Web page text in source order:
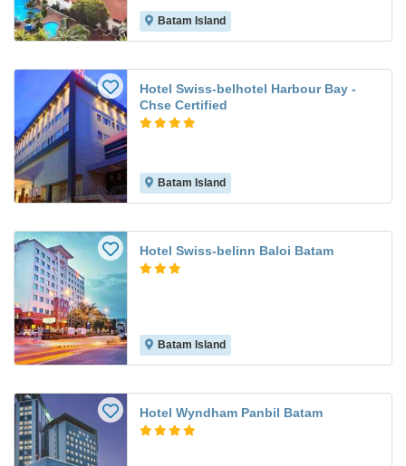
Batam Island
Hotel Swiss-belhotel Harbour Bay -
Chse Certified
Batam Island
Hotel Swiss-belinn Baloi Batam
Batam Island
Hotel Wyndham Panbil Batam